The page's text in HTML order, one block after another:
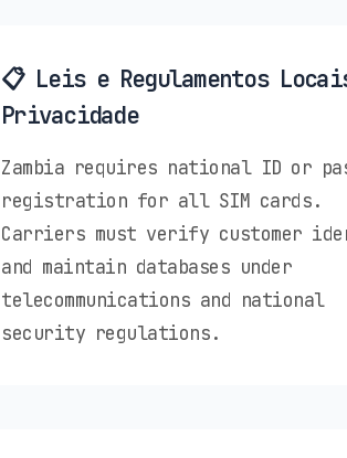
📋 Leis e Regulamentos
Privacidade
Zambia requires national ID or
registration for all SIM cards.
Carriers must verify customer
and maintain databases under
telecommunications and national
security regulations.